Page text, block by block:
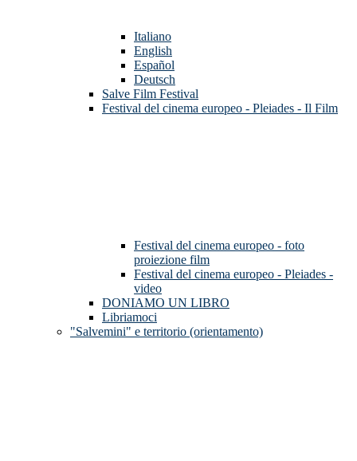
Italiano
English
Español
Deutsch
Salve Film Festival
Festival del cinema europeo - Pleiades - Il Film
Festival del cinema europeo - foto
proiezione film
Festival del cinema europeo - Pleiades -
video
DONIAMO UN LIBRO
Libriamoci
"Salvemini" e territorio (orientamento)